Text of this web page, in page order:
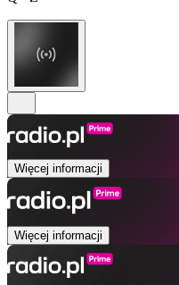
Więcej informacji
Więcej informacji